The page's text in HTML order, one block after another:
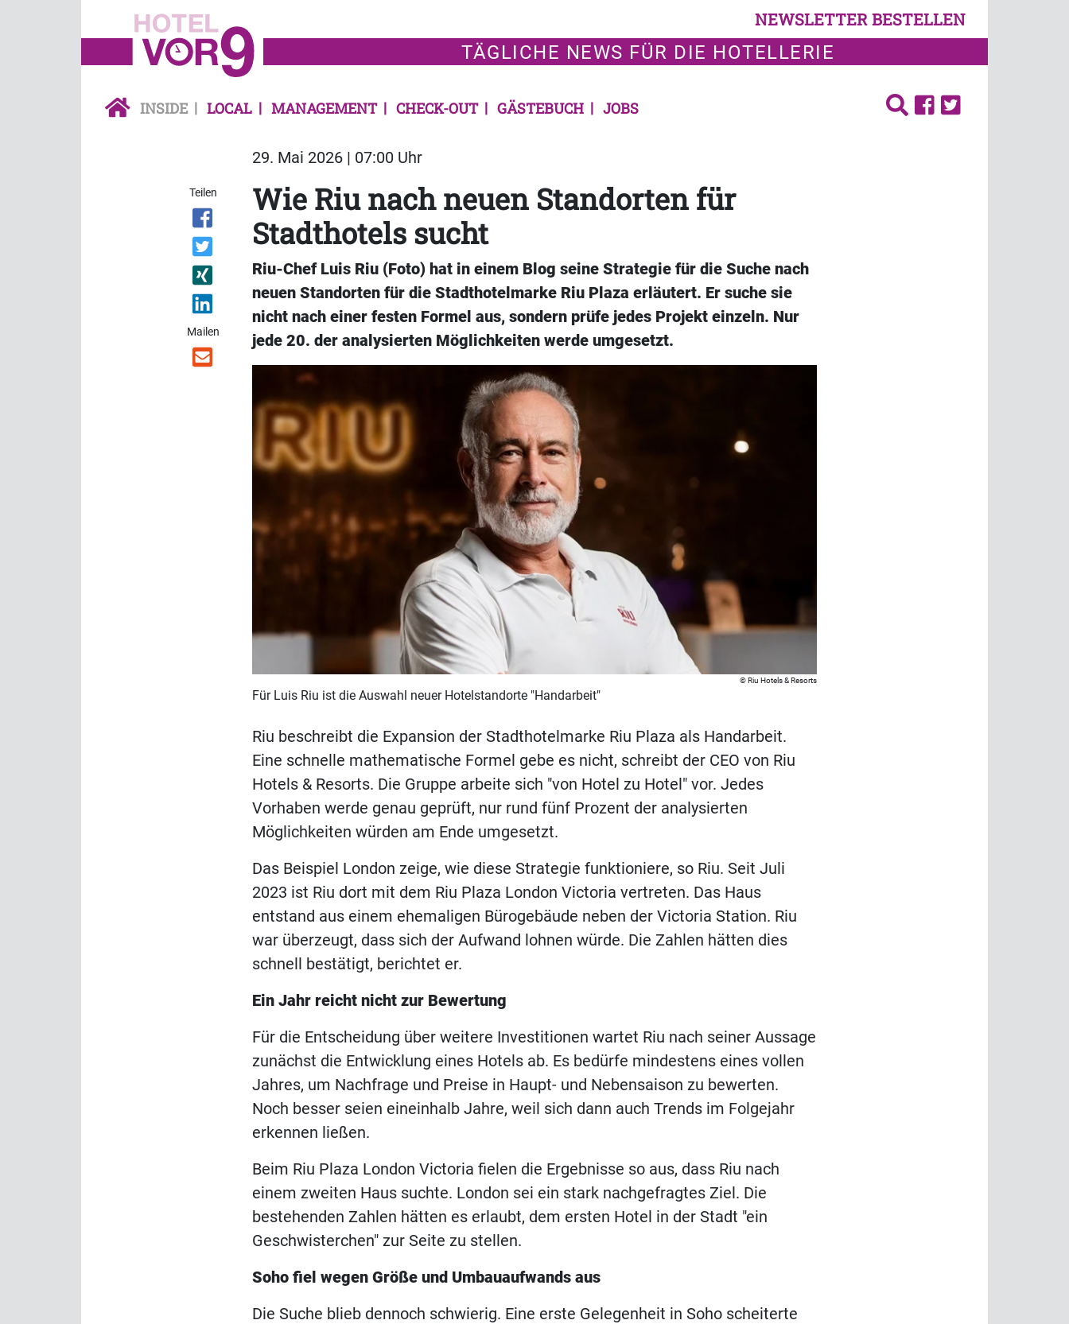
NEWSLETTER BESTELLEN
TÄGLICHE NEWS FÜR DIE HOTELLERIE
INSIDE LOCAL MANAGEMENT CHECK-OUT GÄSTEBUCH JOBS
29. Mai 2026 | 07:00 Uhr
Teilen
Mailen
Wie Riu nach neuen Standorten für
Stadthotels sucht
Riu-Chef Luis Riu (Foto) hat in einem Blog seine Strategie für die Suche nach
neuen Standorten für die Stadthotelmarke Riu Plaza erläutert. Er suche sie
nicht nach einer festen Formel aus, sondern prüfe jedes Projekt einzeln. Nur
jede 20. der analysierten Möglichkeiten werde umgesetzt.
Riu Hotels & Resorts
Für Luis Riu ist die Auswahl neuer Hotelstandorte "Handarbeit"
Riu beschreibt die Expansion der Stadthotelmarke Riu Plaza als Handarbeit.
Eine schnelle mathematische Formel gebe es nicht, schreibt der CEO von Riu
Hotels & Resorts. Die Gruppe arbeite sich "von Hotel zu Hotel" vor. Jedes
Vorhaben werde genau geprüft, nur rund fünf Prozent der analysierten
Möglichkeiten würden am Ende umgesetzt.
Das Beispiel London zeige, wie diese Strategie funktioniere, so Riu. Seit Juli
2023 ist Riu dort mit dem Riu Plaza London Victoria vertreten. Das Haus
entstand aus einem ehemaligen Bürogebäude neben der Victoria Station. Riu
war überzeugt, dass sich der Aufwand lohnen würde. Die Zahlen hätten dies
schnell bestätigt, berichtet er.
Ein Jahr reicht nicht zur Bewertung
Für die Entscheidung über weitere Investitionen wartet Riu nach seiner Aussage
zunächst die Entwicklung eines Hotels ab. Es bedürfe mindestens eines vollen
Jahres, um Nachfrage und Preise in Haupt- und Nebensaison zu bewerten.
Noch besser seien eineinhalb Jahre, weil sich dann auch Trends im Folgejahr
erkennen ließen.
Beim Riu Plaza London Victoria fielen die Ergebnisse so aus, dass Riu nach
einem zweiten Haus suchte. London sei ein stark nachgefragtes Ziel. Die
bestehenden Zahlen hätten es erlaubt, dem ersten Hotel in der Stadt "ein
Geschwisterchen" zur Seite zu stellen.
Soho fiel wegen Größe und Umbauaufwands aus
Die Suche blieb dennoch schwierig. Eine erste Gelegenheit in Soho scheiterte